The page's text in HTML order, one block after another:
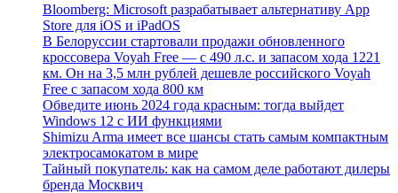
Bloomberg: Microsoft разрабатывает альтернативу App
Store для iOS и iPadOS
В Белоруссии стартовали продажи обновленного
кроссовера Voyah Free — с 490 л.с. и запасом хода 1221
км. Он на 3,5 млн рублей дешевле российского Voyah
Free с запасом хода 800 км
Обведите июнь 2024 года красным: тогда выйдет
Windows 12 с ИИ функциями
Shimizu Arma имеет все шансы стать самым компактным
электросамокатом в мире
Тайный покупатель: как на самом деле работают дилеры
бренда Москвич